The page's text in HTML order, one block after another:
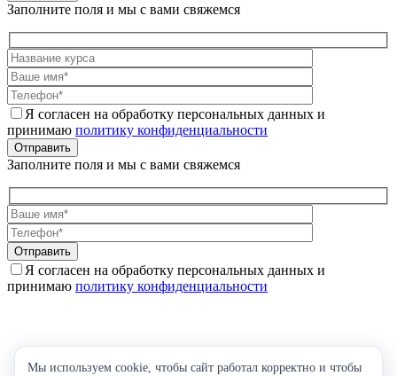
Заполните поля и мы с вами свяжемся
Я согласен на обработку персональных данных и
принимаю политику конфиденциальности
Отправить
Заполните поля и мы с вами свяжемся
Отправить
Я согласен на обработку персональных данных и
принимаю политику конфиденциальности
Мы используем cookie, чтобы сайт работал корректно и чтобы